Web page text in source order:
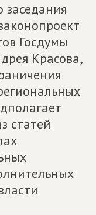
заседания
Госдумы
Красова,
статей